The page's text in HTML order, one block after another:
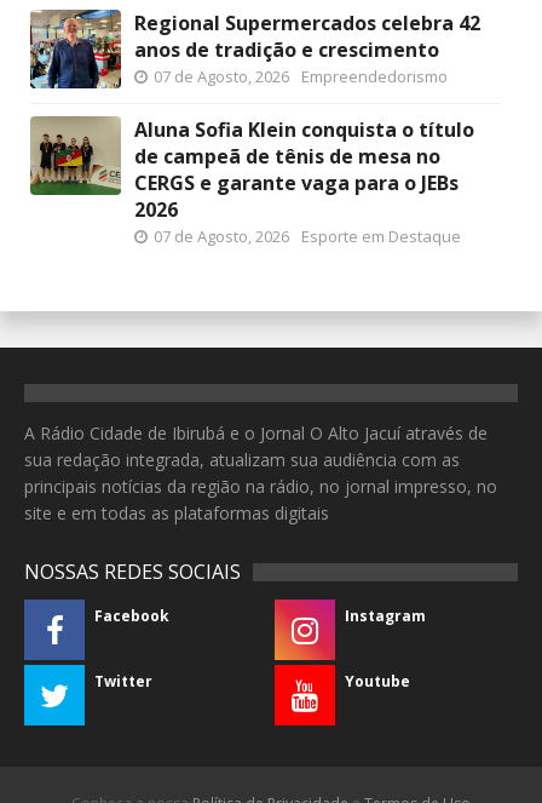
Regional Supermercados celebra 42
anos de tradição e crescimento
07 de Agosto, 2026 Empreendedorismo
Aluna Sofia Klein conquista o título
de campeã de tênis de mesa no
CERGS e garante vaga para o JEBs
2026
07 de Agosto, 2026 Esporte em Destaque
A Rádio Cidade de Ibirubá e o Jornal O Alto Jacuí através de
sua redação integrada, atualizam sua audiência com as
principais notícias da região na rádio, no jornal impresso, no
site e em todas as plataformas digitais
NOSSAS REDES SOCIAIS
Facebook Instagram
Twitter Youtube